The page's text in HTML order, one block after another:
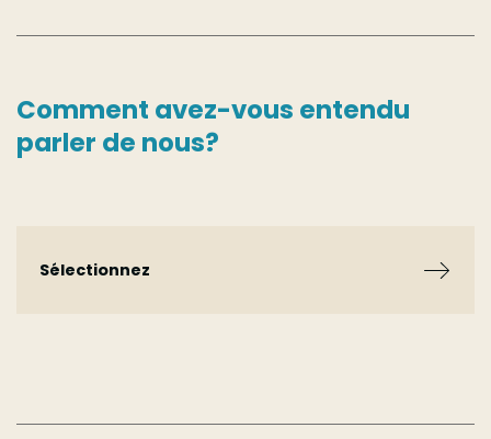
Comment avez-vous entendu
parler de nous?
Sélectionnez